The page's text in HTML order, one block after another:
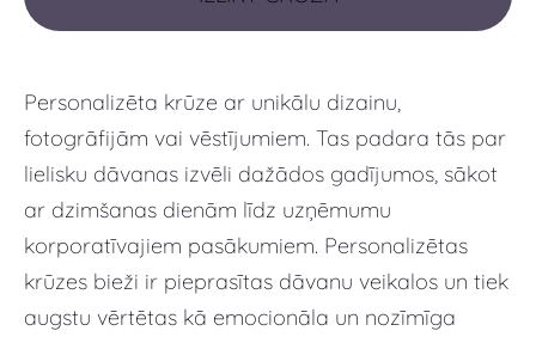
Personalizēta krūze ar unikālu dizainu,
fotogrāfijām vai vēstījumiem. Tas padara tās par
lielisku dāvanas izvēli dažādos gadījumos, sākot
ar dzimšanas dienām līdz uzņēmumu
korporatīvajiem pasākumiem. Personalizētas
krūzes bieži ir pieprasītas dāvanu veikalos un tiek
augstu vērtētas kā emocionāla un nozīmīga